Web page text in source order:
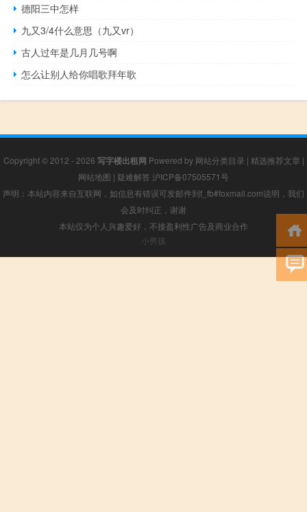
德阳三中怎样
九又3/4什么意思（九又vr）
古人过年是几月几号啊
怎么让别人给你唱歌拜年歌
Copyright © 2012 - 2026 写字楼出租网 Powered by 网站分类目录 | 精选推荐文章 |
网站地图 | 疑难解答 沪ICP备07505571号
声明：本站内容来自互联网，如信息有错误可发邮件到f_fb#foxmail.com说明，我们
会及时纠正，谢谢
本站仅为个人兴趣爱好，不接盈利性广告及商业合作
小男孩